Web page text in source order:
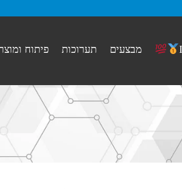
מבצעים תערוכות פיתוח